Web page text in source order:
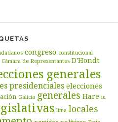
congreso constitucional
Cámara de Representantes D'Hondt
generales
presidenciales elecciones
Galicia generales Hare iu
lima locales